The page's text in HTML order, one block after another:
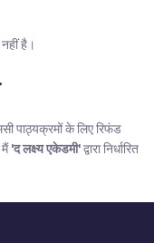
है।
पाठ्यक्रमों के लिए रिफंड
मैं'द लक्ष्य एकेडमी'द्वारा निर्धारित